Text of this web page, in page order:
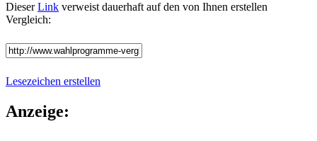
DieserLink verweist dauerhaft auf den von Ihnen erstellen
Vergleich:
Lesezeichen erstellen
Anzeige: